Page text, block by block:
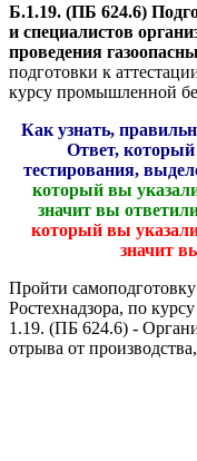
Б.1.19. (ПБ 624.6)
и специалистов
проведения
подготовки к
курсу промышленной
Как узнать,
Ответ,
тестирования,
который вы
значит вы
который вы
значит
Пройти
Ростехнадзора, по
1.19. (ПБ 624.6) -
отрыва от